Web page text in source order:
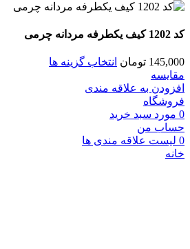
کد 1202 کیف یکطرفه مردانه چرمی
145,000 تومان انتخاب گزینه ها
مقايسه
افزودن به علاقه مندی
فروشگاه
0 مورد سبد خرید
حساب من
0 لیست علاقه مندی ها
خانه